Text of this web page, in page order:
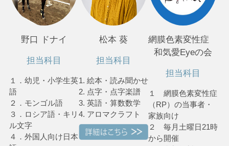
野口 ドナイ
担当科目
１．幼児・小学生英
語
２．モンゴル語
３．ロシア語・キリ
ル文字
４．外国人向け日本
松本 葵
担当科目
1. 絵本・読み聞かせ
2. 点字・点字楽譜
3. 英語・算数数学
4. アロマクラフト
網膜色素変性症
和気愛Eyeの会
担当科目
１ 網膜色素変性症
（RP）の当事者・
家族向け
２ 毎月土曜日21時
から開催